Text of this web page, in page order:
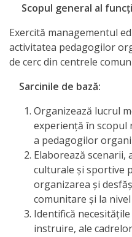
Invitații
de
participare
de
achiziții
Anticorupție
Știri
Scopul general al
Exercită managementul
activitatea pedagogilor
de cerc din centrele
Sarcinile de bază:
Organizează lucrul
experienţă în scopul
a pedagogilor
Elaborează scenarii,
culturale şi sportive
organizarea şi
comunitare şi la
Identifică
instruire, ale